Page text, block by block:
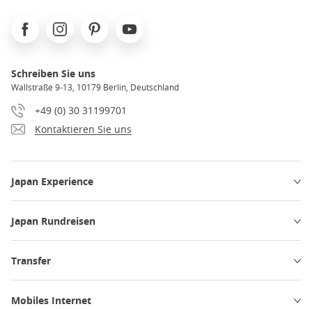
FacebookInstagramPinterest Youtube
Schreiben Sie uns
Wallstraße 9-13, 10179 Berlin, Deutschland
+49 (0) 30 31199701
Kontaktieren Sie uns
Japan Experience
Japan Rundreisen
Transfer
Mobiles Internet